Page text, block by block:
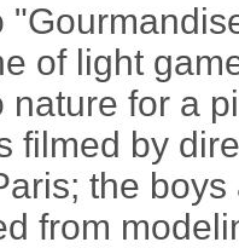
of light
nature for a
filmed by
the
from